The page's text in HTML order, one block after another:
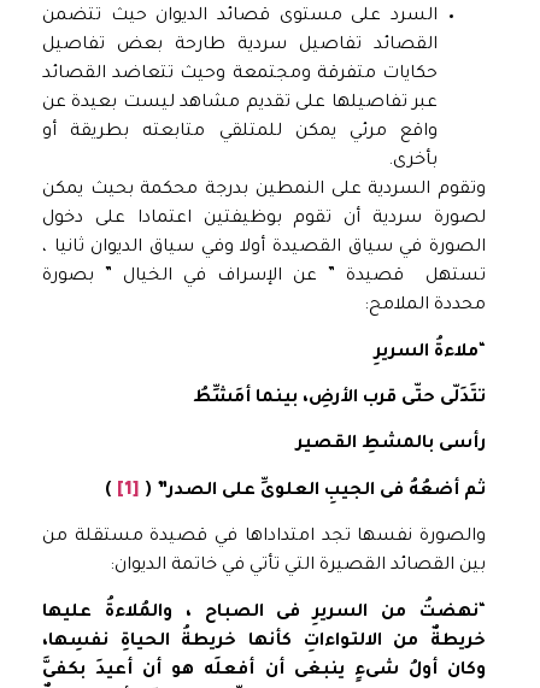
السرد على مستوى قصائد الديوان حيث تتضمن
القصائد تفاصيل سردية طارحة بعض تفاصيل
حكايات متفرقة ومجتمعة وحيث تتعاضد القصائد
عبر تفاصيلها على تقديم مشاهد ليست بعيدة عن
واقع مرئي يمكن للمتلقي متابعته بطريقة أو
بأخرى.
وتقوم السردية على النمطين بدرجة محكمة بحيث يمكن
لصورة سردية أن تقوم بوظيفتين اعتمادا على دخول
الصورة في سياق القصيدة أولا وفي سياق الديوان ثانيا ،
تستهل قصيدة ” عن الإسراف في الخيال ” بصورة
محددة الملامح:
ملاءةُ السريرِ
تتَدَلّى حتّى قرب الأرضِ، بينما أمَشِّطُ
رأسى بالمشطِ القصير
ثم أضعُهُ فى الجيبِ العلوىِّ على الصدر” ( [1]
)
والصورة نفسها تجد امتداداها في قصيدة مستقلة من
بين القصائد القصيرة التي تأتي في خاتمة الديوان:
“نهضتُ من السريرِ فى الصباح ، والمُلاءةُ عليها
خريطةٌ من الالتواءاتِ كأنها خريطةُ الحياةِ نفسِها،
وكان أولُ شىءٍ ينبغى أن أفعلَه هو أن أعيدَ بكفىَّ